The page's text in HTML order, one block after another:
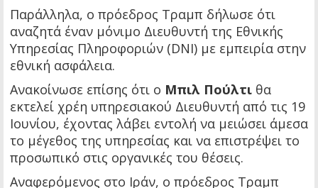
Παράλληλα, ο πρόεδρος Τραμπ δήλωσε ότι
αναζητά έναν μόνιμο Διευθυντή της Εθνικής
Υπηρεσίας Πληροφοριών (DNI) με εμπειρία στην
εθνική ασφάλεια.
Ανακοίνωσε επίσης ότι ο Μπιλ Πούλτι θα
εκτελεί χρέη υπηρεσιακού Διευθυντή από τις 19
Ιουνίου, έχοντας λάβει εντολή να μειώσει άμεσα
το μέγεθος της υπηρεσίας και να επιστρέψει το
προσωπικό στις οργανικές του θέσεις.
Αναφερόμενος στο Ιράν, ο πρόεδρος Τραμπ